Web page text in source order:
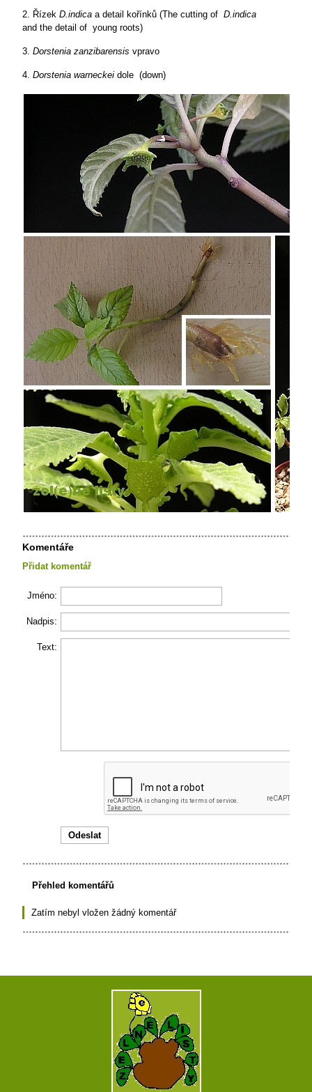
2. Řízek D.indica a detail kořínků (The cutting of D.indica
and the detail of young roots)
3. Dorstenia zanzibarensis vpravo
4. Dorstenia warneckei dole (down)
Komentáře
Přidat komentář
Jméno:
Nadpis:
Text:
Přehled komentářů
Zatím nebyl vložen žádný komentář